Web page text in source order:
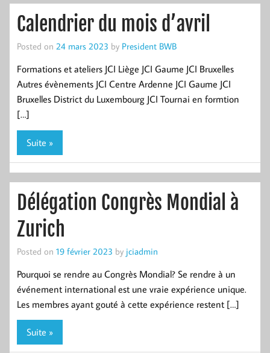
Calendrier du mois d’avril
Posted on 24 mars 2023 by President BWB
Formations et ateliers JCI Liège JCI Gaume JCI Bruxelles
Autres évènements J CI Centre Ardenne JCI Gaume JCI
Bruxelles District du Luxembourg JCI Tournai en formtion
[…]
Suite »
Délégation Congrès Mondial à
Zurich
Posted on 19 février 2023 by jciadmin
Pourquoi se rendre au Congrès Mondial? Se rendre à un
événement international est une vraie expérience unique.
Les membres ayant gouté à cette expérience restent […]
Suite »